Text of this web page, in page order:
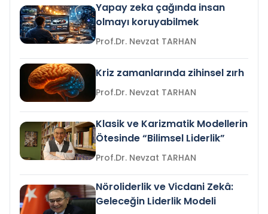
Yapay zeka çağında insan
olmayı koruyabilmek
Prof.Dr. Nevzat TARHAN
Kriz zamanlarında zihinsel zırh
Prof.Dr. Nevzat TARHAN
Klasik ve Karizmatik Modellerin
Ötesinde “Bilimsel Liderlik”
Prof.Dr. Nevzat TARHAN
Nöroliderlik ve Vicdani Zekâ:
Geleceğin Liderlik Modeli